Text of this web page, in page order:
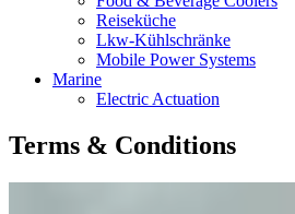
Reiseküche
Lkw-Kühlschränke
Mobile Power Systems
Marine
Electric Actuation
Terms & Conditions